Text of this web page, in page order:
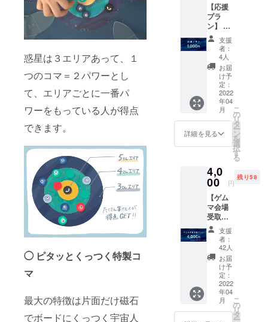
惑星は３エリアあって、１
つのコマ＝２パワーとし
て、エリアごとに一番パ
ワーをもっている人が得点
できます。
◯ ピタッとくっつく特製コ
マ
最大の特徴は片面だけ磁石
でボードにくっつく宇宙人
【応援
プラ
ン】 本
プロ
ジェク
トを応
援して
くだ
さった
皆さま
に感謝
を込め
て、
SzpiLA
Bからお
礼の
セージ
をお送
りしま
す。商
品のリ
ターン
はあり
ませ
ん。
支援
者：
4人
お届
け予
定：
2022
年04
月
詳細を見る
こ
の
リ
タ
ー
ン
を
選
択
す
る
4,0
00 円
残り58
【ゲム
マ会場
受取プ
ラン】
◇4000
円◇ ・
プラネ
ピタ１
セット
をゲー
ムマー
ケット
でお渡
支援
者：
42人
お届
け予
定：
2022
年04
月
こ
の
リ
タ
ー